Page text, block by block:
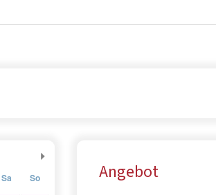
Sa So Angebot